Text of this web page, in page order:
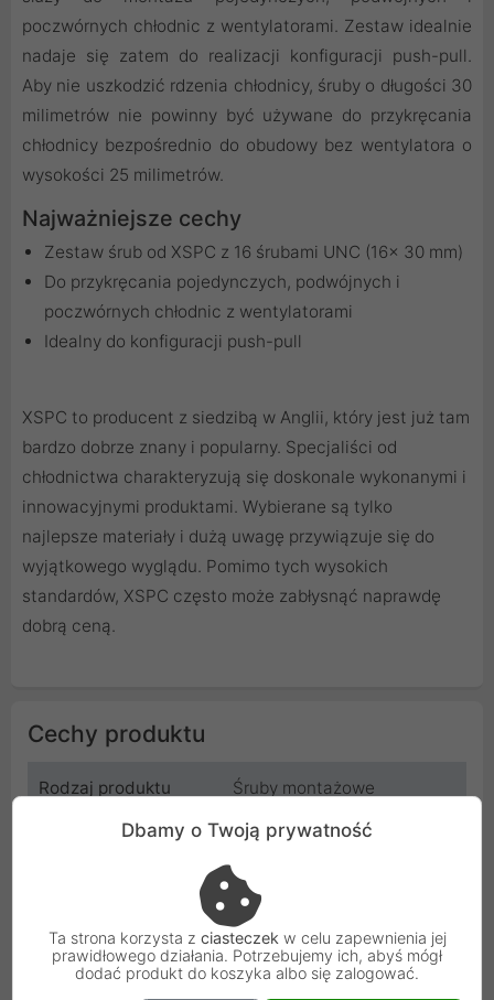
poczwórnych chłodnic z wentylatorami. Zestaw idealnie
nadaje się zatem do realizacji konfiguracji push-pull.
Aby nie uszkodzić rdzenia chłodnicy, śruby o długości 30
milimetrów nie powinny być używane do przykręcania
chłodnicy bezpośrednio do obudowy bez wentylatora o
wysokości 25 milimetrów.
Najważniejsze cechy
Zestaw śrub od XSPC z 16 śrubami UNC (16x 30 mm)
Do przykręcania pojedynczych, podwójnych i
poczwórnych chłodnic z wentylatorami
Idealny do konfiguracji push-pull
XSPC to producent z siedzibą w Anglii, który jest już tam
bardzo dobrze znany i popularny. Specjaliści od
chłodnictwa charakteryzują się doskonale wykonanymi i
innowacyjnymi produktami. Wybierane są tylko
najlepsze materiały i dużą uwagę przywiązuje się do
wyjątkowego wyglądu. Pomimo tych wysokich
standardów, XSPC często może zabłysnąć naprawdę
dobrą ceną.
Cechy produktu
Rodzaj produktu Śruby montażowe
Czarny
16 śrub UNC 6-32 x 30 mm
Producent XSPC
Dbamy o Twoją prywatność
Ta strona korzysta z ciasteczek w celu zapewnienia jej
prawidłowego działania. Potrzebujemy ich, abyś mógł
dodać produkt do koszyka albo się zalogować.